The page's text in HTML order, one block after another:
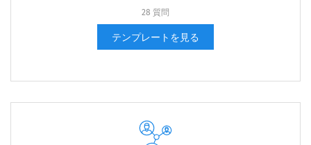
28 質問
テンプレートを見る